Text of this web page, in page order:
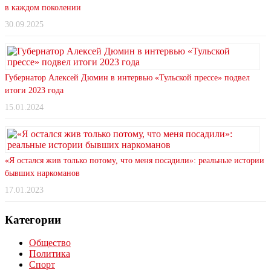
в каждом поколении
30.09.2025
Губернатор Алексей Дюмин в интервью «Тульской прессе» подвел
итоги 2023 года
15.01.2024
«Я остался жив только потому, что меня посадили»: реальные истории
бывших наркоманов
17.01.2023
Категории
Общество
Политика
Спорт